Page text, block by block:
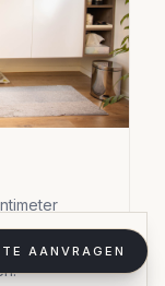
AANVRAGEN
te